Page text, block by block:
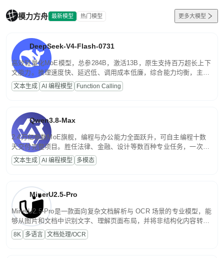
模力方舟 最新模型 热门模型 更多大模型
DeepSeek-V4-Flash-0731
高效轻量化MoE模型，总参284B，激活13B，原生支持百万超长上下
文能力。推理速度快、延迟低、调用成本低廉，综合能力均衡，主打
高并发、轻量化任务，适合日常对话、内容创作、基础 RAG、批量
文案处理等普惠刚需场景。
文本生成 AI 编程模型 Function Calling
Qwen3.8-Max
2.4万亿参数MoE旗舰，编程与办公能力全面跃升，可自主编程十数
天交付完整项目。胜任法律、金融、设计等数百种专业任务，一次对
话端到端交付生产级成果。原生视觉理解贯穿规划、执行与验证全流
程，支持超长文档与长视频的深度语义解析。长程任务中自主规划与
文本生成 AI 编程模型 多模态
MinerU2.5-Pro
MinerU2.5-Pro是一款面向复杂文档解析与 OCR 场景的专业模型，能
够从图片和文档中识别文字、理解页面布局，并将非结构化内容转换
为便于存储、检索和二次处理的结构化结果。
8K 多语言 文档处理/OCR